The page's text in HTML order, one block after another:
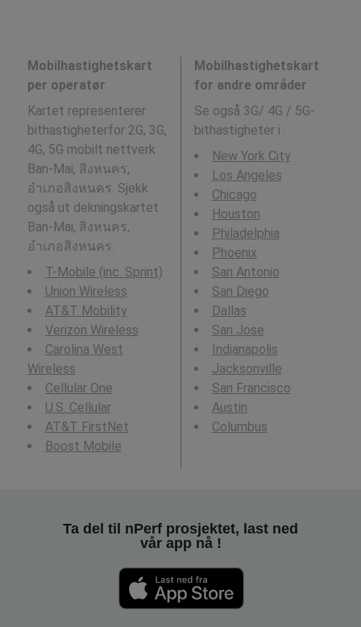
Mobilhastighetskart
per operatør
Kartet representerer
bithastigheterfor 2G, 3G,
4G, 5G mobilt nettverk
Ban-Mai, สิงหนคร,
อำเภอสิงหนคร. Sjekk
også ut dekningskartet
Ban-Mai, สิงหนคร,
อำเภอสิงหนคร.
T-Mobile (inc. Sprint)
Union Wireless
AT&T Mobility
Verizon Wireless
Carolina West
Wireless
Cellular One
U.S. Cellular
AT&T FirstNet
Boost Mobile
Mobilhastighetskart
for andre områder
Se også 3G/ 4G / 5G-
bithastigheter i :
New York City
Los Angeles
Chicago
Houston
Philadelphia
Phoenix
San Antonio
San Diego
Dallas
San Jose
Indianapolis
Jacksonville
San Francisco
Austin
Columbus
Ta del til nPerf prosjektet, last ned
vår app nå !